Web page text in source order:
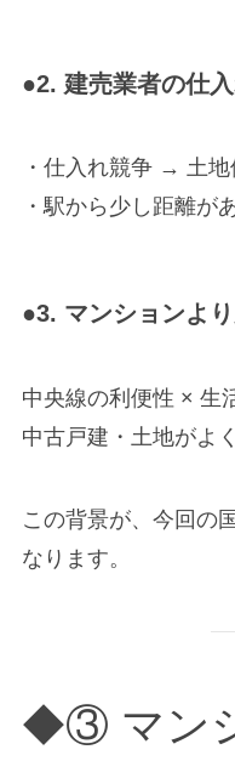
●2. 建売業者の仕
・仕入れ競争 → 土地
・駅から少し距離が
●3. マンションよ
中央線の利便性 × 生
中古戸建・土地がよ
この背景が、今回の
なります。
◆③ マン